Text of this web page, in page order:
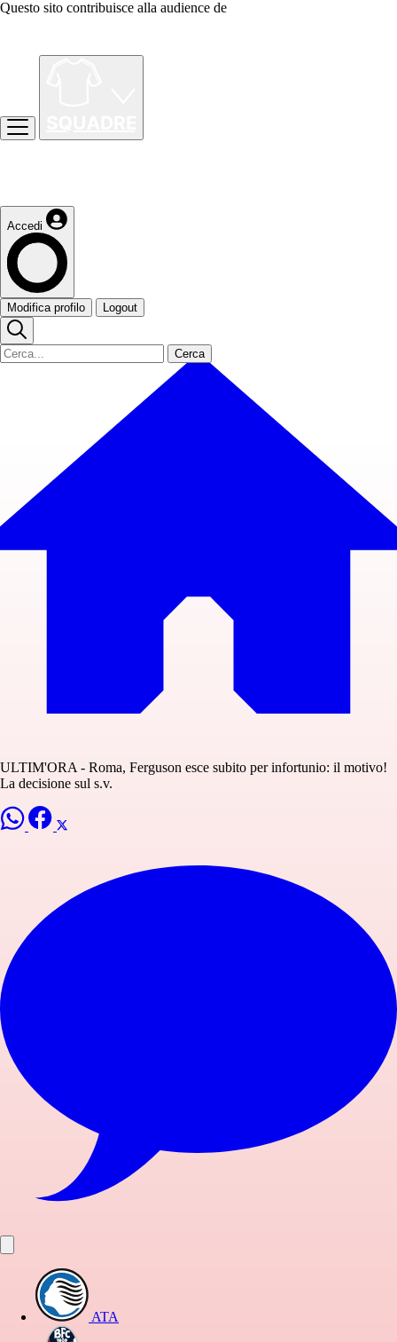
Questo sito contribuisce alla audience de
Accedi
Modifica profilo Logout
Cerca
ULTIM'ORA - Roma, Ferguson esce subito per infortunio: il motivo!
La decisione sul s.v.
ATA